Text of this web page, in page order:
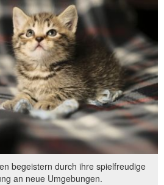
begeistern durch ihre spielfreudige
an neue Umgebungen.